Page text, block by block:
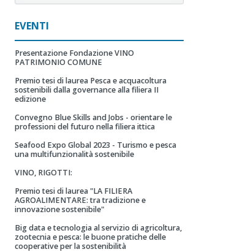
EVENTI
Presentazione Fondazione VINO
PATRIMONIO COMUNE
Premio tesi di laurea Pesca e acquacoltura
sostenibili dalla governance alla filiera II
edizione
Convegno Blue Skills and Jobs - orientare le
professioni del futuro nella filiera ittica
Seafood Expo Global 2023 - Turismo e pesca
una multifunzionalità sostenibile
VINO, RIGOTTI:
Premio tesi di laurea "LA FILIERA
AGROALIMENTARE: tra tradizione e
innovazione sostenibile"
Big data e tecnologia al servizio di agricoltura,
zootecnia e pesca: le buone pratiche delle
cooperative per la sostenibilità